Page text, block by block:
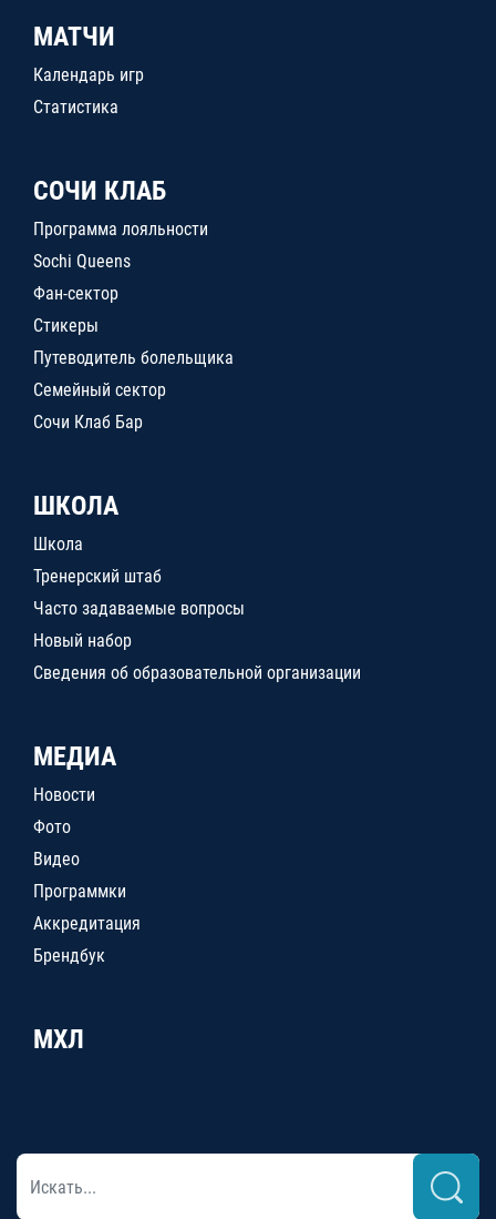
МАТЧИ
Календарь игр
Статистика
СОЧИ КЛАБ
Программа лояльности
Sochi Queens
Фан-сектор
Стикеры
Путеводитель болельщика
Семейный сектор
Сочи Клаб Бар
ШКОЛА
Школа
Тренерский штаб
Часто задаваемые вопросы
Новый набор
Сведения об образовательной организации
МЕДИА
Новости
Фото
Видео
Программки
Аккредитация
Брендбук
МХЛ